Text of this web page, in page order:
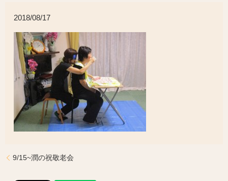
2018/08/17
9/15~潤の祝敬老会